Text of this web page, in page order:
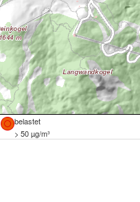
belastet
> 50 µg/m³